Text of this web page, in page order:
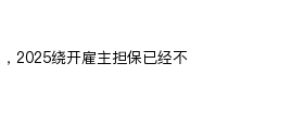
2025绕开雇主担保已经不